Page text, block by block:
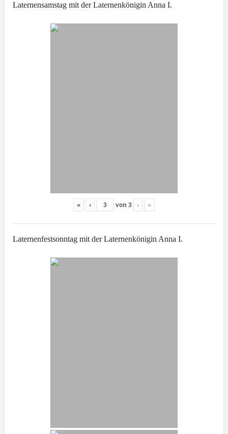
Laternensamstag mit der Laternenkönigin Anna I.
« ‹ von 3 › »
Laternenfestsonntag mit der Laternenkönigin Anna I.